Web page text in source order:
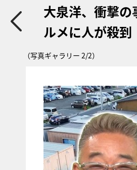
大泉洋、衝撃
ルメに人が殺到
（写真ギャラリー 2/2）